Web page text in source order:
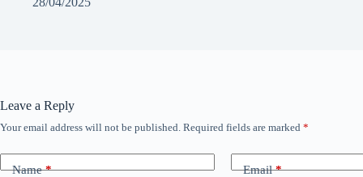
Leave a Reply
Your email address will not be published. Required fields are marked *
Name* Email*